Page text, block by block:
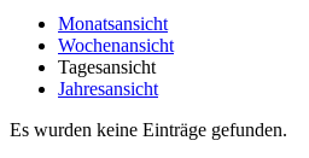
Monatsansicht
Wochenansicht
Tagesansicht
Jahresansicht
Es wurden keine Einträge gefunden.